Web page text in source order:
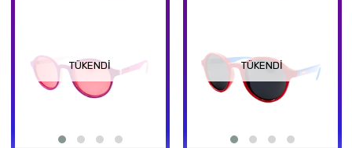
TÜKENDI TÜKENDI